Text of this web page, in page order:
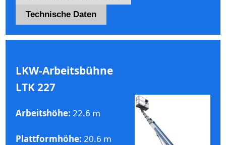
Technische Daten
LKW-Arbeitsbühne
LTK 227
Arbeitshöhe: 22.6 m
Plattformhöhe: 20.6 m